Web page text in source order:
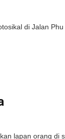
di Jalan Phu
lapan orang di